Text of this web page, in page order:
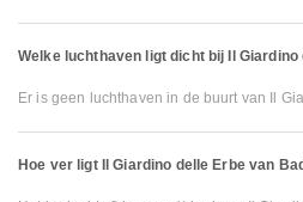
Welke luchthaven ligt dicht bij Il Giardino
Er is geen luchthaven in de buurt van Il
Hoe ver ligt Il Giardino delle Erbe van